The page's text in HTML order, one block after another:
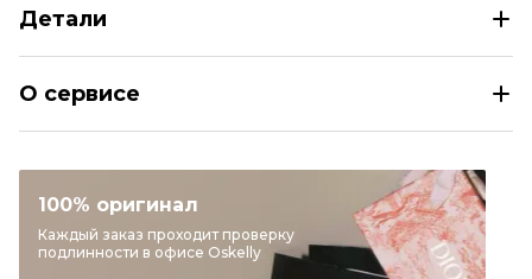
Детали
Бренд
Материал украшений Платина
Цвет
Розовый
О сервисе
100% оригинал
Каждый заказ проходит проверку
подлинности в офисе Oskelly